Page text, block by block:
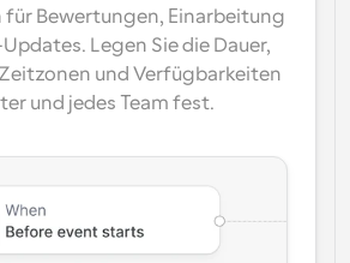
für Bewertungen, Einarbeitung
Legen Sie die Dauer,
und Verfügbarkeiten
und jedes Team fest.